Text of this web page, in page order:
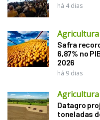
há 4 dias
Agricultura
Safra
6,87% no
2026
há 9 dias
Agricultura
Datagro
toneladas